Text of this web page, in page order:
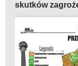
skutków